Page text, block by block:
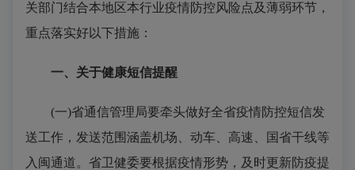
关部门结合本地区本行业疫情防控风险点及薄弱环节，
重点落实好以下措施：
一、关于健康短信提醒
(一)省通信管理局要牵头做好全省疫情防控短信发
送工作，发送范围涵盖机场、动车、高速、国省干线等
入闽通道。省卫健委要根据疫情形势，及时更新防疫提